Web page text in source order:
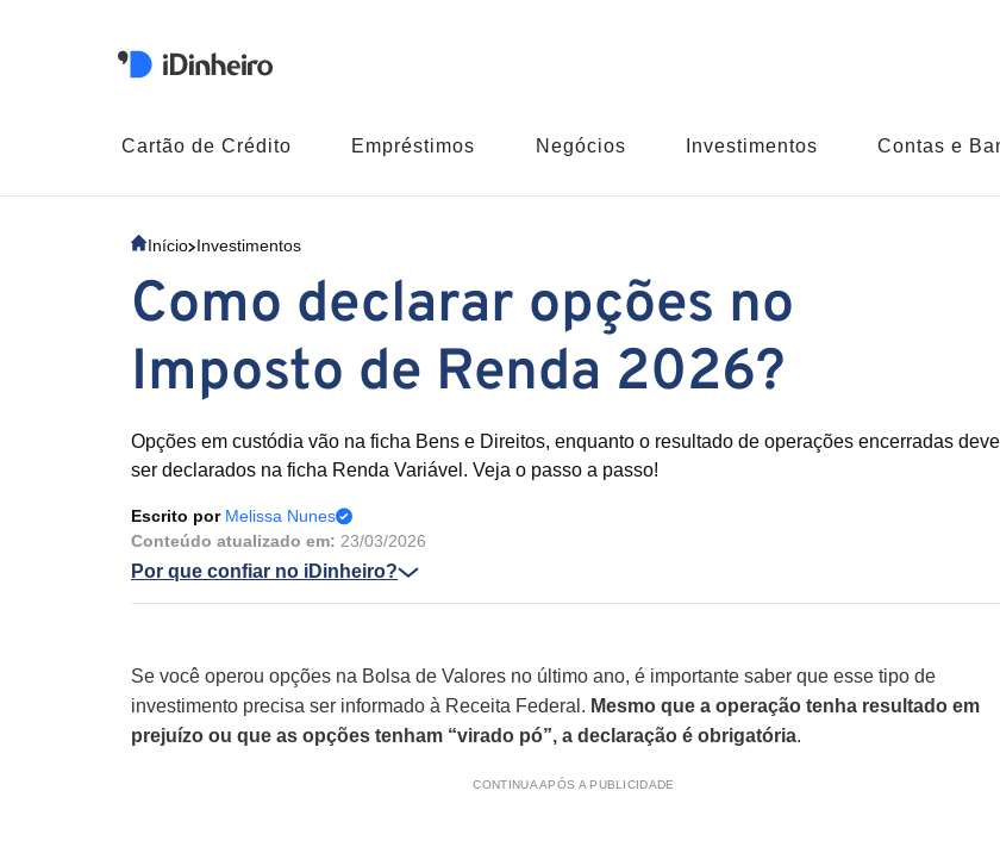
Cartão de Crédito Empréstimos Negócios Investimentos Contas e
Início Investimentos
Como declarar opções no
Imposto de Renda 2026?
Opções em custódia vão na ficha Bens e Direitos, enquanto o resultado de operações encerradas
ser declarados na ficha Renda Variável. Veja o passo a passo!
Escrito por Melissa Nunes
Conteúdo atualizado em: 23/03/2026
Por que confiar no iDinheiro?
Se você operou opções na Bolsa de Valores no último ano, é importante saber que esse tipo de
investimento precisa ser informado à Receita Federal. Mesmo que a operação tenha resultado em
prejuízo ou que as opções tenham “virado pó”, a declaração é obrigatória.
CONTINUA APÓS A PUBLICIDADE